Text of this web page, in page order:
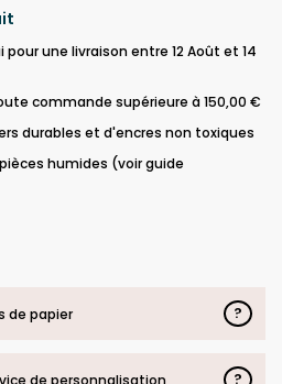
une livraison entre 12 Août et 14
commande supérieure à 150,00 €
durables et d'encres non toxiques
humides (voir guide
de papier ?
de personnalisation ?